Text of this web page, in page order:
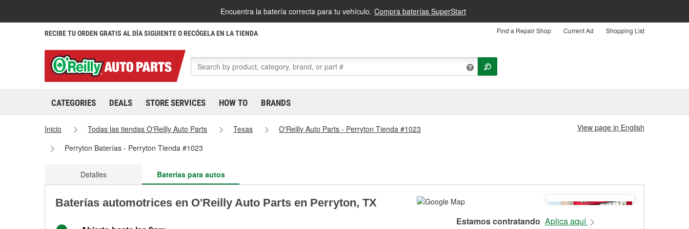
Encuentra la batería correcta para tu vehículo. Compra baterías SuperStart
RECIBE TU ORDEN GRATIS AL DÍA SIGUIENTE O RECÓGELA EN LA TIENDA Find a Repair Shop Current Ad Shopping List
CATEGORIES DEALS STORE SERVICES HOW TO BRANDS
Inicio Todas las tiendas O'Reilly Auto Parts Texas
O'Reilly Auto Parts - Perryton Tienda #1023
Perryton Baterías - Perryton Tienda #1023
View page in English
Detalles Baterías para autos
Baterías automotrices en O'Reilly Auto Parts en Perryton, TX
Estamos contratando Aplica aquí